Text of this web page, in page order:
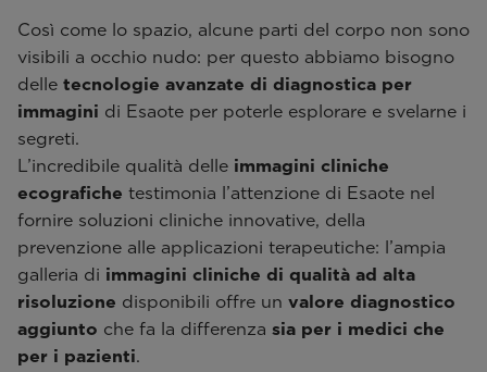
Così come lo spazio, alcune parti del corpo non sono
visibili a occhio nudo: per questo abbiamo bisogno
delle tecnologie avanzate di diagnostica per
immagini di Esaote per poterle esplorare e svelarne i
segreti.
L’incredibile qualità delle immagini cliniche
ecografiche testimonia l’attenzione di Esaote nel
fornire soluzioni cliniche innovative, della
prevenzione alle applicazioni terapeutiche: l’ampia
galleria di immagini cliniche di qualità ad alta
risoluzione disponibili offre un valore diagnostico
aggiunto che fa la differenza sia per i medici che
per i pazienti.